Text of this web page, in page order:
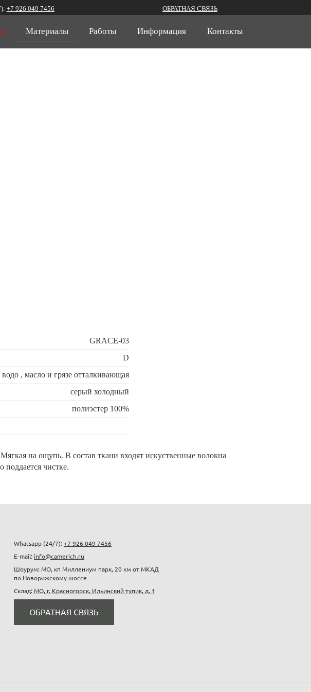
+7 926 049 7456 ОБРАТНАЯ СВЯЗЬ
Материалы Работы Информация Контакты
GRACE-03
D
, масло и грязе отталкивающая
серый холодный
полиэстер 100%
на ощупь. В состав ткани входят искуственные волокна
поддается чистке.
Whatsapp (24/7): +7 926 049 7456
E-mail: info@camerich.ru
Шоурум: МО, кп Миллениум парк, 20 км от МКАД
по Новорижскому шоссе
Склад: МО, г. Красногорск, Ильинский тупик, д. 1
ОБРАТНАЯ СВЯЗЬ